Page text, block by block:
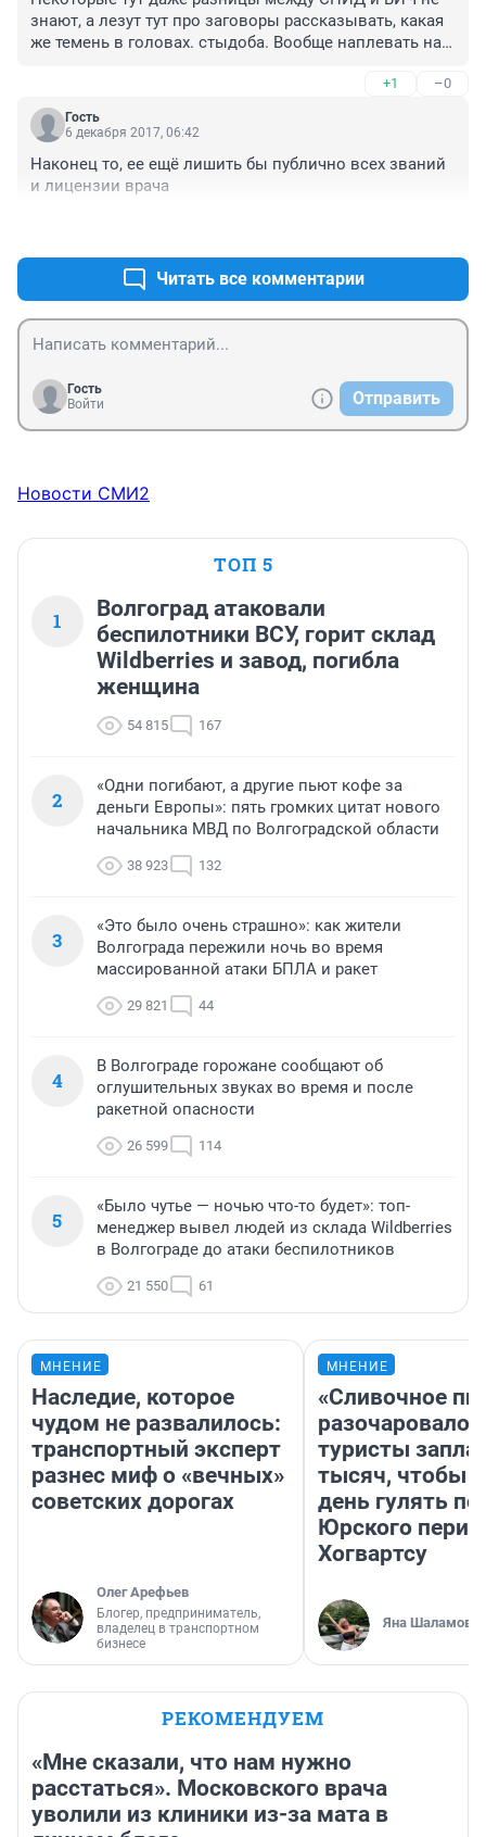
знают, а лезут тут про заговоры рассказывать, какая
же темень в головах. стыдоба. Вообще наплевать на
сыроедов), если бы из-за них дети не страдали.
+1 –0
Гость
6 декабря 2017, 06:42
Наконец то, ее ещё лишить бы публично всех званий
и лицензии врача
Читать все комментарии
Гость
Войти
Отправить
Новости СМИ2
ТОП 5
1
Волгоград атаковали
беспилотники ВСУ, горит склад
Wildberries и завод, погибла
женщина
54 815 167
2
«Одни погибают, а другие пьют кофе за
деньги Европы»: пять громких цитат нового
начальника МВД по Волгоградской области
38 923 132
3
«Это было очень страшно»: как жители
Волгограда пережили ночь во время
массированной атаки БПЛА и ракет
29 821 44
4
В Волгограде горожане сообщают об
оглушительных звуках во время и после
ракетной опасности
26 599 114
5
«Было чутье — ночью что-то будет»: топ-
менеджер вывел людей из склада Wildberries
в Волгограде до атаки беспилотников
21 550 61
МНЕНИЕ
Наследие, которое
чудом не развалилось:
транспортный эксперт
разнес миф о «вечных»
советских дорогах
Олег Арефьев
Блогер, предприниматель,
владелец в транспортном
бизнесе
МНЕНИЕ
«Сливочное
разочаровало»:
туристы
тысяч, чтобы
день гулять по
Юрского
Хогвартсу
Яна Шаламова
РЕКОМЕНДУЕМ
«Мне сказали, что нам нужно
расстаться». Московского врача
уволили из клиники из-за мата в